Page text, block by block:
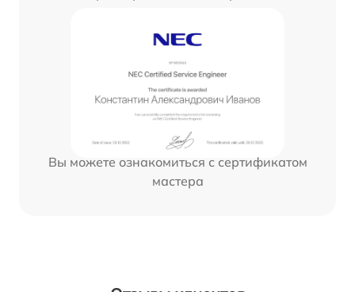
Вы можете ознакомиться с сертификатом
мастера